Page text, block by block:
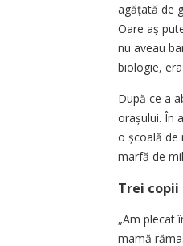
agățată de
Oare aș
nu aveau
biologie,
După ce a
orașului. În
o școală de
marfă de
Trei
„Am plecat
mamă